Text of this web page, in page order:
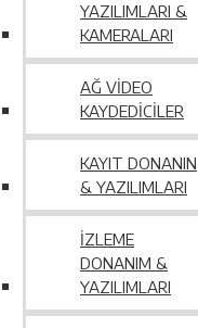
YAZILIMLARI &
KAMERALARI
AĞ VIDEO
KAYDEDICILER
KAYIT DONANIN
& YAZILIMLARI
İZLEME
DONANIM &
YAZILIMLARI